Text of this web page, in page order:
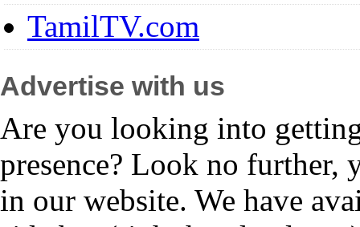
TamilTV.com
Advertise with us
Are you looking into
presence? Look no further,
in our website. We have